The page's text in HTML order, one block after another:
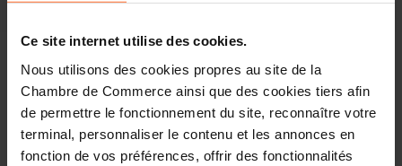
Ce site internet utilise des cookies.
Nous utilisons des cookies propres au site de la
Chambre de Commerce ainsi que des cookies tiers afin
de permettre le fonctionnement du site, reconnaître votre
terminal, personnaliser le contenu et les annonces en
fonction de vos préférences, offrir des fonctionnalités
À Osaka, le pavillon luxembourgeois sacré pour sa
durabilité